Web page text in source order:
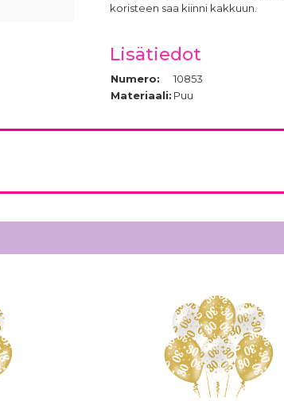
koristeen saa kiinni kakkuun.
Lisätiedot
Numero:
10853
Materiaali: Puu